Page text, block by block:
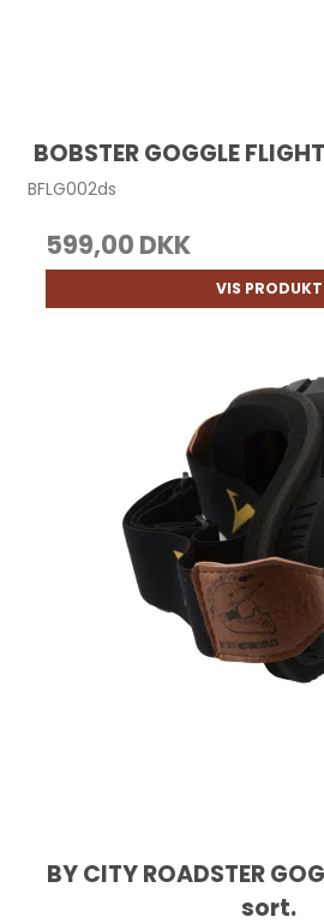
BOBSTER GOGGLE
BFLG002ds
599,00 DKK
VIS PRODUKT
BY CITY ROADSTER
sort.